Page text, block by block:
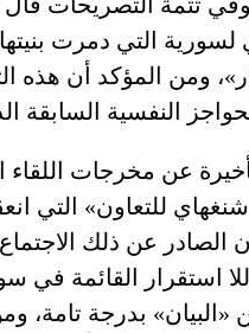
تتمة التصريحات
التي دمرت
ومن المؤكد أن
عن مخرجات اللقاء
للتعاون» التي
الصادر عن ذلك
استقرار القائمة
«البيان» بدرجة تامة،